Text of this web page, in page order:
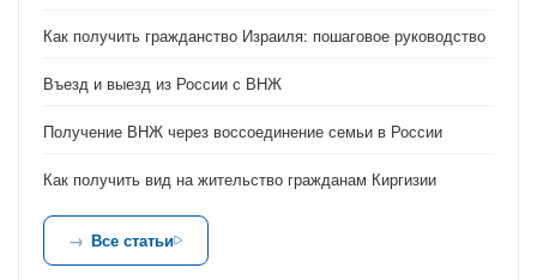
Как получить гражданство Израиля: пошаговое руководство
Въезд и выезд из России с ВНЖ
Получение ВНЖ через воссоединение семьи в России
Как получить вид на жительство гражданам Киргизии
Все статьи